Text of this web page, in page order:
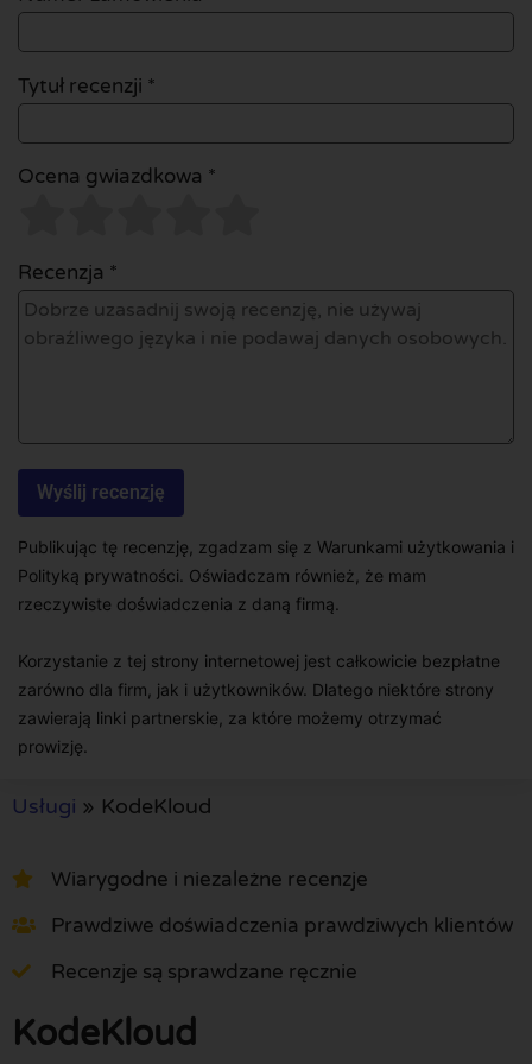
Tytuł recenzji *
Ocena gwiazdkowa *
Recenzja *
Publikując tę recenzję, zgadzam się z Warunkami użytkowania i
Polityką prywatności. Oświadczam również, że mam
rzeczywiste doświadczenia z daną firmą.
Korzystanie z tej strony internetowej jest całkowicie bezpłatne
zarówno dla firm, jak i użytkowników. Dlatego niektóre strony
zawierają linki partnerskie, za które możemy otrzymać
prowizję.
Usługi » KodeKloud
Wiarygodne i niezależne recenzje
Prawdziwe doświadczenia prawdziwych klientów
Recenzje są sprawdzane ręcznie
KodeKloud